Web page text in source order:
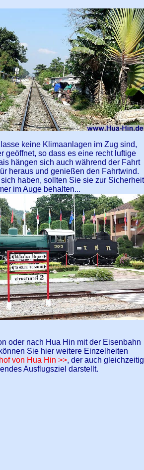
keine Klimaanlagen im Zug sind,
geöffnet, so dass es eine recht luftige
hängen sich auch während der Fahrt
heraus und genießen den Fahrtwind.
haben, sollten Sie sie zur Sicherheit
im Auge behalten...
oder nach Hua Hin mit der Eisenbahn
Sie hier weitere Einzelheiten
von Hua Hin >>, der auch gleichzeitig
Ausflugsziel darstellt.